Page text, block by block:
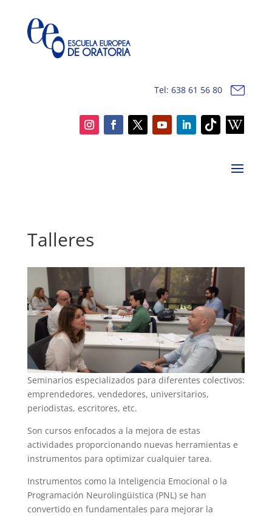
Tel: 638 61 56 80
Talleres
Seminarios especializados para diferentes colectivos:
emprendedores, vendedores, universitarios,
periodistas, escritores, etc.
Son cursos enfocados a la mejora de estas
actividades proporcionando nuevas herramientas e
instrumentos para optimizar cualquier tarea.
Instrumentos como la Inteligencia Emocional o la
Programación Neurolingüistica (PNL) se han
convertido en fundamentales para mejorar la